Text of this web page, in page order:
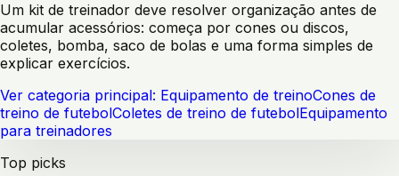
Um kit de treinador deve resolver organização antes de
acumular acessórios: começa por cones ou discos,
coletes, bomba, saco de bolas e uma forma simples de
explicar exercícios.
Ver categoria principal: Equipamento de treinoCones de
treino de futebolColetes de treino de futebolEquipamento
para treinadores
Top picks